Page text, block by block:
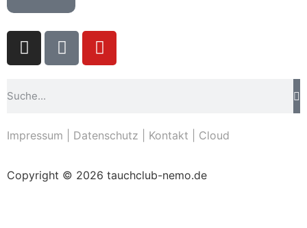
Impressum Datenschutz Kontakt Cloud
Copyright © 2026 tauchclub-nemo.de